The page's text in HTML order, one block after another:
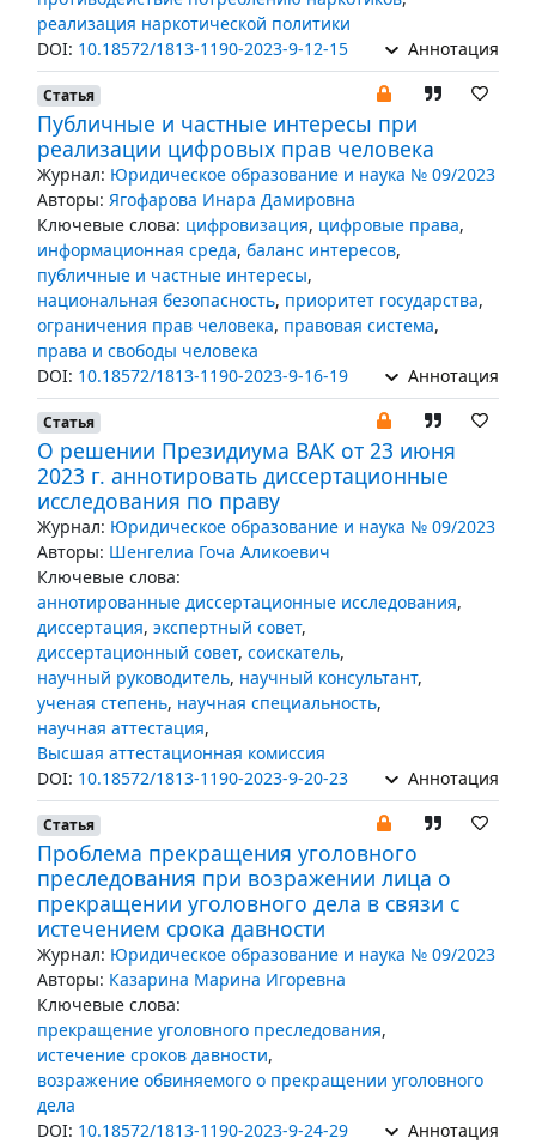
реализация наркотической политики
DOI: 10.18572/1813-1190-2023-9-12-15 Аннотация
Статья
Публичные и частные интересы при
реализации цифровых прав человека
Журнал: Юридическое образование и наука № 09/2023
Авторы: Ягофарова Инара Дамировна
Ключевые слова: цифровизация, цифровые права,
информационная среда, баланс интересов,
публичные и частные интересы,
национальная безопасность, приоритет государства,
ограничения прав человека, правовая система,
права и свободы человека
DOI: 10.18572/1813-1190-2023-9-16-19 Аннотация
Статья
О решении Президиума ВАК от 23 июня
2023 г. аннотировать диссертационные
исследования по праву
Журнал: Юридическое образование и наука № 09/2023
Авторы: Шенгелиа Гоча Аликоевич
Ключевые слова:
аннотированные диссертационные исследования,
диссертация, экспертный совет,
диссертационный совет, соискатель,
научный руководитель, научный консультант,
ученая степень, научная специальность,
научная аттестация,
Высшая аттестационная комиссия
DOI: 10.18572/1813-1190-2023-9-20-23 Аннотация
Статья
Проблема прекращения уголовного
преследования при возражении лица о
прекращении уголовного дела в связи с
истечением срока давности
Журнал: Юридическое образование и наука № 09/2023
Авторы: Казарина Марина Игоревна
Ключевые слова:
прекращение уголовного преследования,
истечение сроков давности,
возражение обвиняемого о прекращении уголовного
дела
DOI: 10.18572/1813-1190-2023-9-24-29 Аннотация